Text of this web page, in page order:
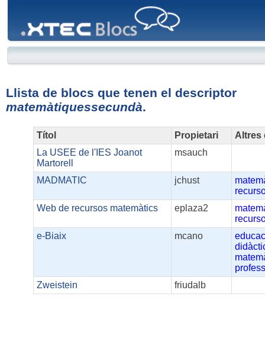
Llista de blocs que tenen el descriptor
matemàtiquessecundà.
Títol Propietari
Altres
La USEE de l'IES Joanot
Martorell
msauch
MADMATIC jchust
Web de recursos matemàtics
eplaza2
e-Biaix
mcano
Zweistein
friudalb